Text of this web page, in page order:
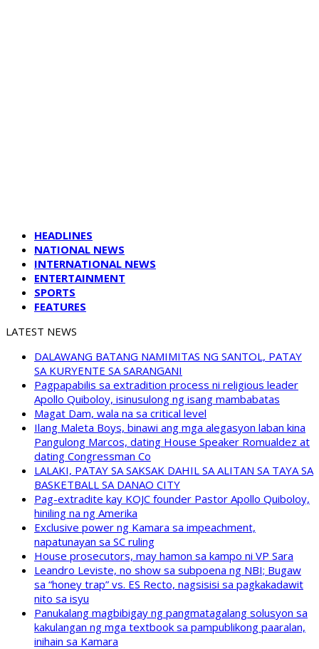
HEADLINES
NATIONAL NEWS
INTERNATIONAL NEWS
ENTERTAINMENT
SPORTS
FEATURES
LATEST NEWS
DALAWANG BATANG NAMIMITAS NG SANTOL, PATAY
SA KURYENTE SA SARANGANI
Pagpapabilis sa extradition process ni religious leader
Apollo Quiboloy, isinusulong ng isang mambabatas
Magat Dam, wala na sa critical level
Ilang Maleta Boys, binawi ang mga alegasyon laban kina
Pangulong Marcos, dating House Speaker Romualdez at
dating Congressman Co
LALAKI, PATAY SA SAKSAK DAHIL SA ALITAN SA TAYA SA
BASKETBALL SA DANAO CITY
Pag-extradite kay KOJC founder Pastor Apollo Quiboloy,
hiniling na ng Amerika
Exclusive power ng Kamara sa impeachment,
napatunayan sa SC ruling
House prosecutors, may hamon sa kampo ni VP Sara
Leandro Leviste, no show sa subpoena ng NBI; Bugaw
sa “honey trap” vs. ES Recto, nagsisisi sa pagkakadawit
nito sa isyu
Panukalang magbibigay ng pangmatagalang solusyon sa
kakulangan ng mga textbook sa pampublikong paaralan,
inihain sa Kamara